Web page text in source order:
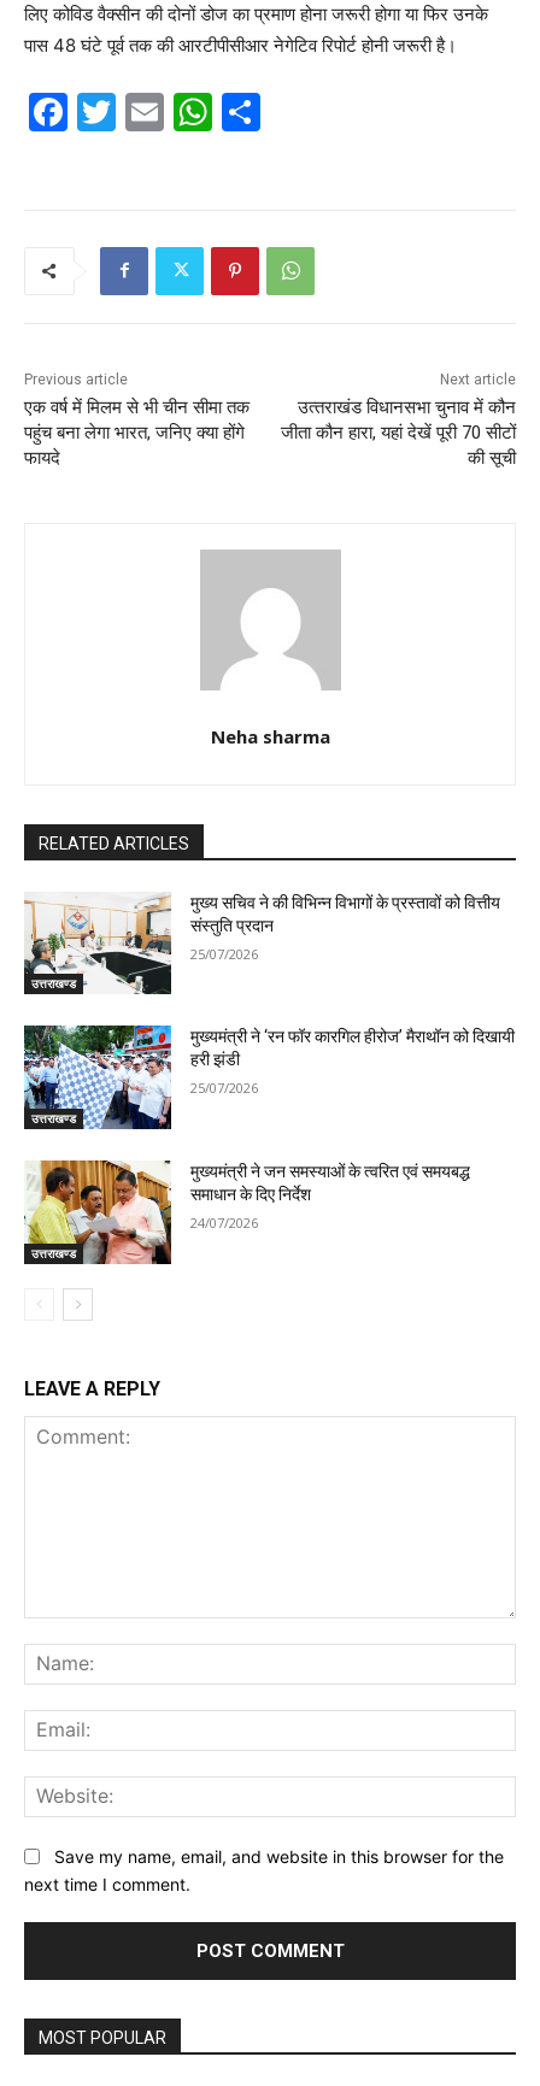
लिए कोविड वैक्सीन की दोनों डोज का प्रमाण होना जरूरी होगा या फिर उनके
पास 48 घंटे पूर्व तक की आरटीपीसीआर नेगेटिव रिपोर्ट होनी जरूरी है।
F
k
T
E
W
A
p
Previous article
एक वर्ष में मिलम से भी चीन सीमा तक
पहुंच बना लेगा भारत, जनिए क्या होंगे
फायदे
Next article
उत्‍तराखंड विधानसभा चुनाव में कौन
जीता कौन हारा, यहां देखें पूरी 70 सीटों
की सूची
Neha sharma
RELATED ARTICLES
उत्तराखण्ड
मुख्य सचिव ने की विभिन्न विभागों के प्रस्तावों को वित्तीय
संस्तुति प्रदान
25/07/2026
उत्तराखण्ड
मुख्यमंत्री ने ‘रन फॉर कारगिल हीरोज’ मैराथॉन को दिखायी
हरी झंडी
25/07/2026
उत्तराखण्ड
मुख्यमंत्री ने जन समस्याओं के त्वरित एवं समयबद्ध
समाधान के दिए निर्देश
24/07/2026
LEAVE A REPLY
Save my name, email, and website in this browser for the
next time I comment.
MOST POPULAR